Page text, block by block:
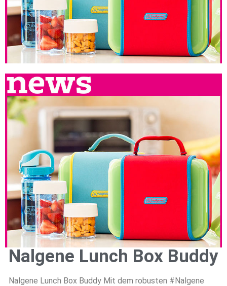
Nalgene Lunch Box Buddy
Nalgene Lunch Box Buddy Mit dem robusten #Nalgene